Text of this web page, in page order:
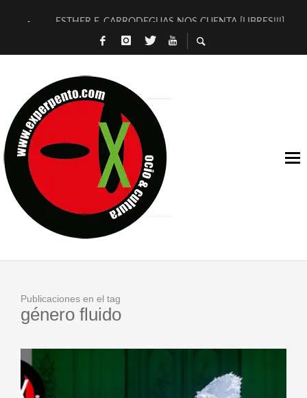
ESTHER F. CARRODEGUAS NOS CUENTA [LIBRES!!!]
[TERRA DE GUAPES] DE SANDRA MONFORT
TIMBRE 4, LA ESCUELA DEL DIRECTOR TEATRAL CLAUDIO
30 AÑOS (NO ES NADA) DE LA KATARSIS DEL TOMATAZO
MILITARES JUDÍAS EN #EXVITA
D’BALDOMEROS REINVENTAN [BITÁCORA 3.0] EN EXVITA
MARSHALL FLASH PRESENTA EN EXVITA [RELATIVA
JOFRE BARDAGÍ EN EXVITA INTERPRETANDO A SERRAT
Publicaciones en el tag
género fluido